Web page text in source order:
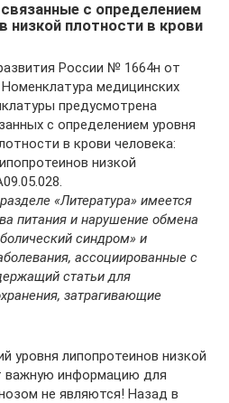
с определением
низкой плотности в крови
России № 1664н от
медицинских
предусмотрена
с определением уровня
в крови человека:
низкой
«Литература» имеется
питания и нарушение обмена
синдром» и
ассоциированные с
статьи для
затрагивающие
уровня липопротеинов низкой
важную информацию для
не являются! Назад в